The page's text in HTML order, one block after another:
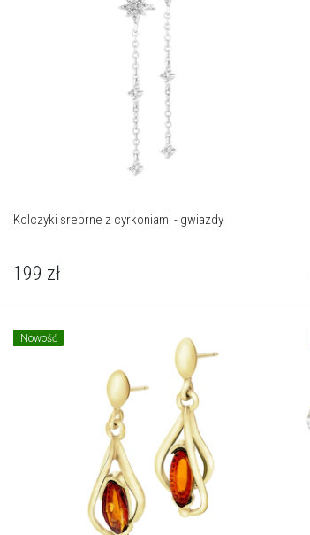
Kolczyki srebrne z cyrkoniami - gwiazdy
199 zł
Nowość